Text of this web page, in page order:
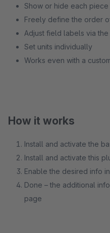
Show or hide each
Freely define the order
Adjust field labels via
Set units individually
Works even with a
How it works
Install and activate the
Install and activate this
Enable the desired info
Done – the additional
page